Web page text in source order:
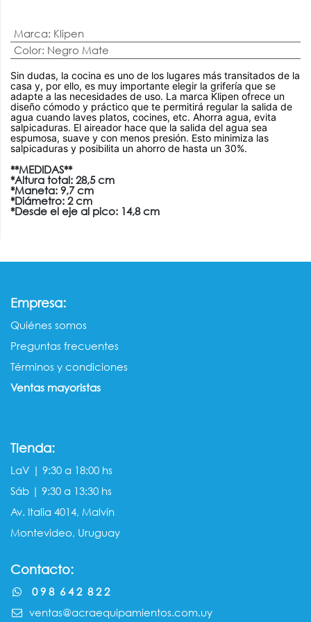
Marca: Klipen
Color: Negro Mate
Sin dudas, la cocina es uno de los lugares más transitados de la
casa y, por ello, es muy importante elegir la grifería que se
adapte a las necesidades de uso. La marca Klipen ofrece un
diseño cómodo y práctico que te permitirá regular la salida de
agua cuando laves platos, cocines, etc. Ahorra agua, evita
salpicaduras. El aireador hace que la salida del agua sea
espumosa, suave y con menos presión. Esto minimiza las
salpicaduras y posibilita un ahorro de hasta un 30%.
**MEDIDAS**
*Altura total: 28,5 cm
*Maneta: 9,7 cm
*Diámetro: 2 cm
*Desde el eje al pico: 14,8 cm
Empresa:
Quiénes somos​​
Preguntas frecuentes
Términos y condiciones
Ventas mayorista​s
Tienda:
LaV | 9:30 a 18:00 hs
Sáb | 9:30 a 13:30 hs
Av. Italia 4014, Malvín
Montevideo, Uruguay
Contacto:
0 9 8 6 4 2 8 2 2
ventas@acraequipamientos.com.uy